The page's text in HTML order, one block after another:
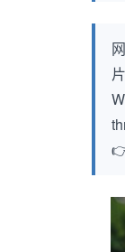
片